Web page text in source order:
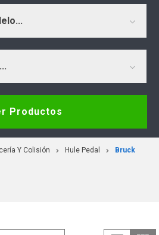
Productos
Y Colisión Hule Pedal
Bruck